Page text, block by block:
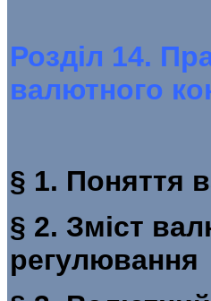
Розділ 14.
валютного
§ 1.
§ 2. Зміст